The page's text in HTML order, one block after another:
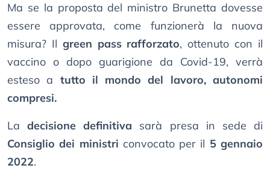
Ma se la proposta del ministro Brunetta dovesse
essere approvata, come funzionerà la nuova
misura? Il green pass rafforzato, ottenuto con il
vaccino o dopo guarigione da Covid-19, verrà
esteso a tutto il mondo del lavoro, autonomi
compresi.
Ladecisione definitiva sarà presa in sede di
Consiglio dei ministri convocato per il 5 gennaio
2022.